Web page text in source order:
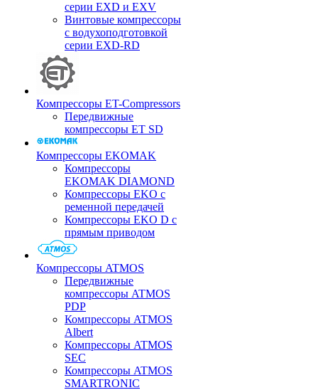
серии EXD и EXV
Винтовые компрессоры
с водухоподготовкой
серии EXD-RD
Компрессоры ET-Compressors
Передвижные
компрессоры ET SD
Компрессоры EKOMAK
Компрессоры
EKOMAK DIAMOND
Компрессоры EKO c
ременной передачей
Компрессоры EKO D с
прямым приводом
Компрессоры ATMOS
Передвижные
компрессоры ATMOS
PDP
Компрессоры ATMOS
Albert
Компрессоры ATMOS
SEC
Компрессоры ATMOS
SMARTRONIC